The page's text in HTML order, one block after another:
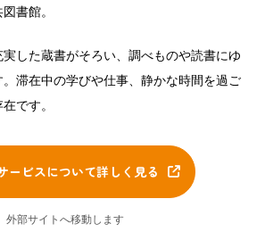
書館。
した蔵書がそろい、調べものや読書にゆ
滞在中の学びや仕事、静かな時間を過ご
です。
ービスについて詳しく見る
外部サイトへ移動します